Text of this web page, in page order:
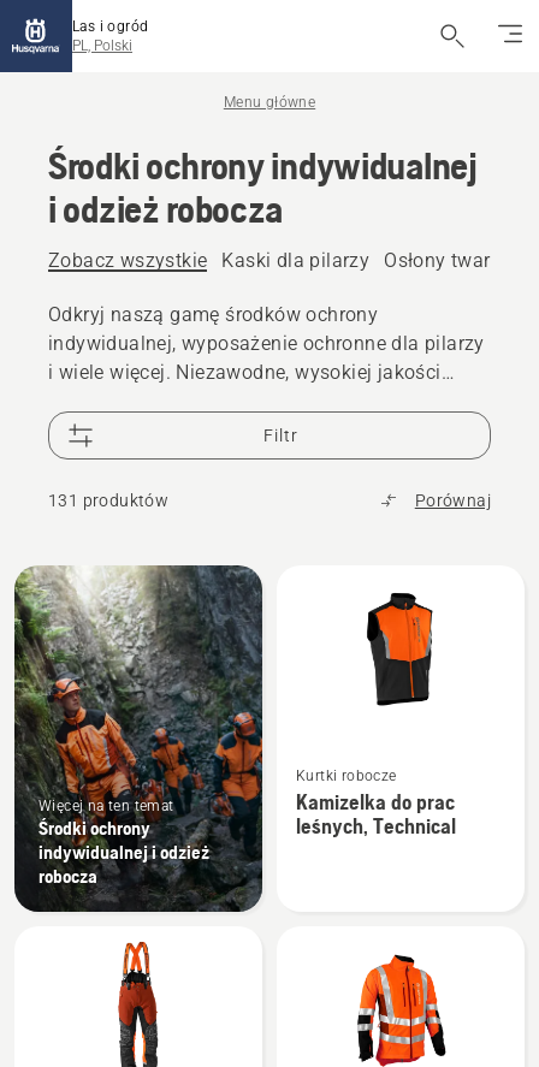
Las i ogród
PL, Polski
Menu główne
Środki ochrony indywidualnej
i odzież robocza
Zobacz wszystkie Kaski dla pilarzy Osłony twarzy i
Odkryj naszą gamę środków ochrony
indywidualnej, wyposażenie ochronne dla pilarzy
i wiele więcej. Niezawodne, wysokiej jakości
wyzwania.
Filtr
131 produktów Porównaj
Wszystkie
produkty
Więcej na ten temat
Środki ochrony
indywidualnej i odzież
robocza
więcej
szczegółów
Technical
Kurtki robocze
Kamizelka do prac
leśnych, Technical